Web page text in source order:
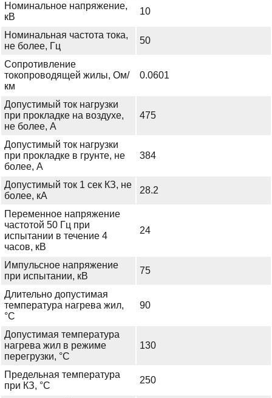
Номинальное напряжение,
кВ
10
Номинальная частота тока,
не более, Гц
50
Сопротивление
токопроводящей жилы, Ом/
км
0.0601
Допустимый ток нагрузки
при прокладке на воздухе,
не более, А
475
Допустимый ток нагрузки
при прокладке в грунте, не
более, А
384
Допустимый ток 1 сек КЗ, не
более, кА
28.2
Переменное напряжение
частотой 50 Гц при
испытании в течение 4
часов, кВ
24
Импульсное напряжение
при испытании, кВ
75
Длительно допустимая
температура нагрева жил,
°С
90
Допустимая температура
нагрева жил в режиме
перегрузки, °С
130
Предельная температура
при КЗ, °С
250